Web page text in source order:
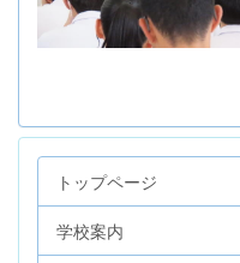
トップページ
学校案内